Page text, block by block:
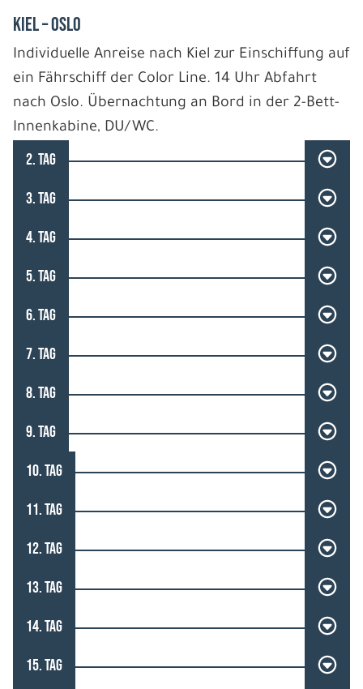
Kiel – Oslo
Individuelle Anreise nach Kiel zur Einschiffung auf
ein Fährschiff der Color Line. 14 Uhr Abfahrt
nach Oslo. Übernachtung an Bord in der 2-Bett-
Innenkabine, DU/WC.
2. TAG
3. TAG
4. TAG
5. TAG
6. TAG
7. TAG
8. TAG
9. TAG
10. TAG
11. TAG
12. TAG
13. TAG
14. TAG
15. TAG